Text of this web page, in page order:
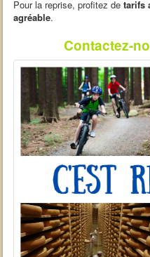
Pour la reprise, profitez de tarifs
agréable.
Contactez-